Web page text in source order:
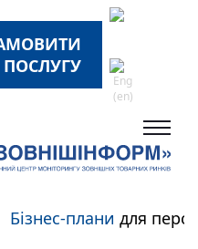
ПОСЛУГУ
Бізнес-планидля